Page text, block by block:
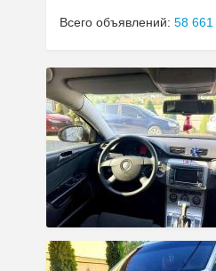
Всего объявлений: 58 661